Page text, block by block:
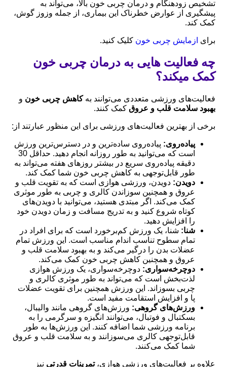
تشخیص زودهنگام و درمان چربی خون بالا، می‌تواند به
پیشگیری از عوارض خطرناک این بیماری، از جمله وزوز گوش،
کمک کند.
برای ازمایش چربی خون کلیک کنید.
چه فعالیت هایی به درمان چربی خون
کمک میکند؟
فعالیت‌های ورزشی متعددی می‌توانند بهکاهش چربی خون و
بهبود سلامت قلب و عروق کمک کنند.
برخی از بهترین فعالیت‌های ورزشی برای این منظور عبارتند از:
پیاده‌روی: پیاده‌روی ساده‌ترین و در دسترس‌ترین ورزش
است که می‌توانید به طور روزانه انجام دهید. حداقل 30
دقیقه پیاده‌روی سریع در بیشتر روزهای هفته می‌تواند به
طور قابل‌توجهی به کاهش چربی خون شما کمک کند.
دویدن: دویدن، ورزشی هوازی است که به تقویت قلب و
عروق و همچنین سوزاندن کالری و چربی به طور موثری
کمک می‌کند. اگر مبتدی هستید، می‌توانید با دویدن‌های
کوتاه شروع کنید و به تدریج مسافت و زمان دویدن خود
را افزایش دهید.
شنا: شنا، یک ورزش کم‌برخورد است که برای افراد در
تمام سطوح تناسب اندام مناسب است. این ورزش تمام
عضلات بدن را درگیر می‌کند و به بهبود سلامت قلب و
عروق و همچنین کاهش چربی خون کمک می‌کند.
دوچرخه‌سواری: دوچرخه‌سواری، یک ورزش هوازی
لذت‌بخش است که می‌تواند به طور موثری کالری و
چربی بسوزاند. این ورزش همچنین برای تقویت عضلات
پا و افزایش استقامت مفید است.
ورزش‌های گروهی: ورزش‌های گروهی مانند والیبال،
بسکتبال و فوتبال، می‌توانند انگیزه و سرگرمی را به
برنامه ورزشی شما اضافه کنند. این ورزش‌ها به طور
قابل‌توجهی کالری می‌سوزانند و به سلامت قلب و عروق
شما کمک می‌کنند.
علاوه بر فعالیت‌های ورزشی هوازی،تمرینات قدرتی نیز